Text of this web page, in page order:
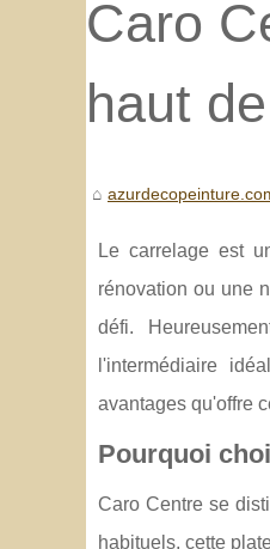
Caro
haut
Le carrelage est
rénovation ou une
défi.
l'intermédiaire
avantages qu'offre
Pourquoi
Caro Centre se
habituels, cette